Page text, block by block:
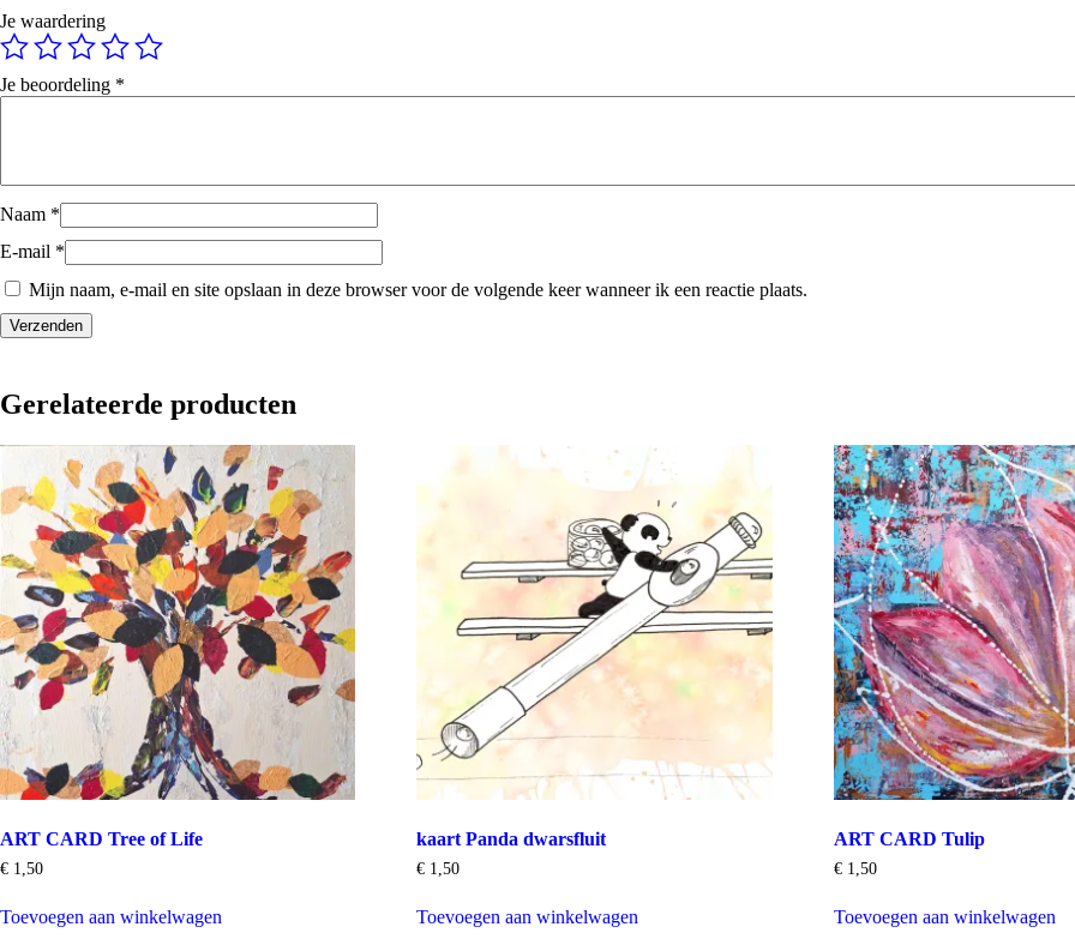
Je waardering
Je beoordeling *
Naam *
E-mail *
Mijn naam, e-mail en site opslaan in deze browser voor de volgende keer wanneer ik een reactie plaats.
Gerelateerde producten
ART CARD Tree of Life
€ 1,50
Toevoegen aan winkelwagen
kaart Panda dwarsfluit
€ 1,50
Toevoegen aan winkelwagen
ART CARD Tulip
€1,50
Toevoegen aan winkelwagen